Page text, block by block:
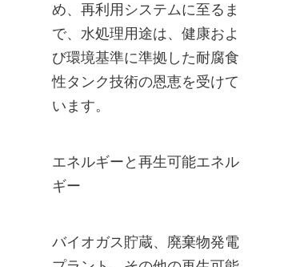
め、再利用システムに至るま
で、水処理用途は、健康およ
び環境基準に準拠した耐腐食
性タンク技術の恩恵を受けて
います。
エネルギーと再生可能エネル
ギー
バイオガス貯蔵、廃棄物発電